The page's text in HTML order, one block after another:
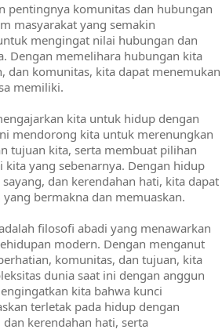
pentingnya komunitas dan hubungan
masyarakat yang semakin
mengingat nilai hubungan dan
Dengan memelihara hubungan kita
dan komunitas, kita dapat menemukan
memiliki.
kita untuk hidup dengan
mendorong kita untuk merenungkan
tujuan kita, serta membuat pilihan
kita yang sebenarnya. Dengan hidup
dan kerendahan hati, kita dapat
bermakna dan memuaskan.
filosofi abadi yang menawarkan
modern. Dengan menganut
komunitas, dan tujuan, kita
dunia saat ini dengan anggun
kita bahwa kunci
terletak pada hidup dengan
kerendahan hati, serta